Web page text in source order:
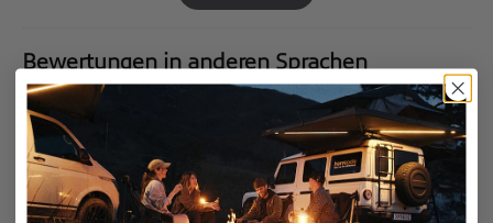
Bewertungen in anderen Sprachen
08/04/2025
Befestigung Dachzelt